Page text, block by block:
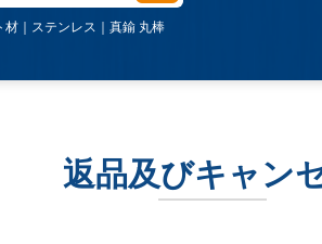
材 ｜ ステンレス ｜ 真鍮 丸棒
返品及びキャン